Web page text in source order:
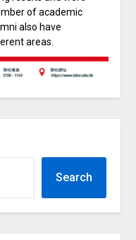
of academic
also have
areas.
Search